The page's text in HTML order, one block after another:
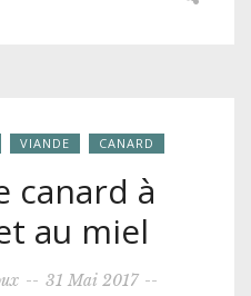
VIANDE CANARD
canard à
au miel
-- 31 Mai 2017 --